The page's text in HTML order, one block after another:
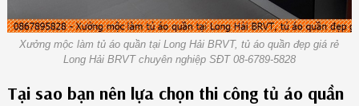
Xưởng mộc làm tủ áo quần tại Long Hải BRVT, tủ áo quần đẹp giá rẻ
Long Hải BRVT chuyên nghiệp SĐT 08-6789-5828
Tại sao bạn nên lựa chọn thi công tủ áo quần